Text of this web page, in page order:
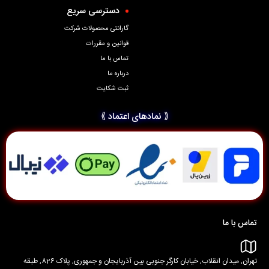
دسترسی سریع
گارانتی محصولات شرکت
قوانین و مقررات
تماس با ما
درباره ما
ثبت شکایت
⟪ نمادهای اعتماد ⟫
تماس با ما
تهران, میدان انقلاب, خیابان کارگر جنوبی بین آذربایجان و جمهوری, پلاک 826, طبقه